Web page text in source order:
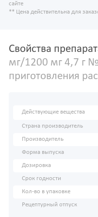
сайте
** Цена действительна для
Свойства
мг/1200 мг 4,7 г
приготовления
Действующие вещества
Страна производитель
Производитель
Форма выпуска
Дозировка
Срок годности
Кол-во в упаковке
Рецептурный отпуск